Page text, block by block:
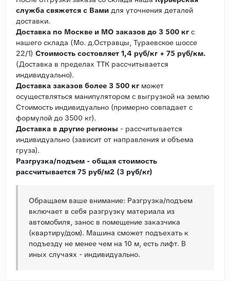
служба свяжется с Вами для уточнения деталей
доставки.
Доставка по Москве и МО заказов до 3 500 кг с
нашего склада (Мо. д.Остравцы, Тураевское шоссе
22/1) Стоимость состовляет 1,4 руб/кг + 75 руб/км.
(Доставка в пределах ТТК рассчитывается
индивидуально).
Доставка заказов более 3 500 кг может
осуществляться манипулятором с выгрузкой на землю
Стоимость индивидуально (примерно совпадает с
формулой до 3500 кг).
Доставка в другие регионы - рассчитывается
индивидуально (зависит от направления и объема
груза).
Разгрузка/подъем - общая стоимость
рассчитывается 75 руб/м2 (3 руб/кг)
Обращаем ваше внимание: Разгрузка/подъем
включает в себя разгрузку материала из
автомобиля, занос в помещение заказчика
(квартиру/дом). Машина сможет подъехать к
подъезду не менее чем на 10 м, есть лифт. В
иных случаях - индивидуально.